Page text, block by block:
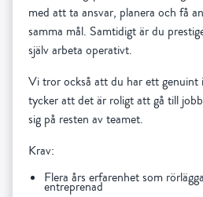
med att ta ansvar, planera och få
samma mål. Samtidigt är du
själv arbeta operativt.
Vi tror också att du har ett genuint
tycker att det är roligt att gå till
sig på resten av teamet.
Krav:
Flera års erfarenhet som
entreprenad